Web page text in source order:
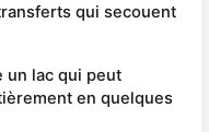
qui secouent
un lac qui peut
en quelques